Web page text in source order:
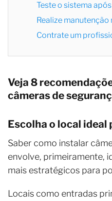
Teste o sistema
Realize manutenção
Contrate um
Veja 8
câmeras de
Escolha o local ideal
Saber como instalar
envolve, primeiramente,
mais estratégicos para
Locais como entradas